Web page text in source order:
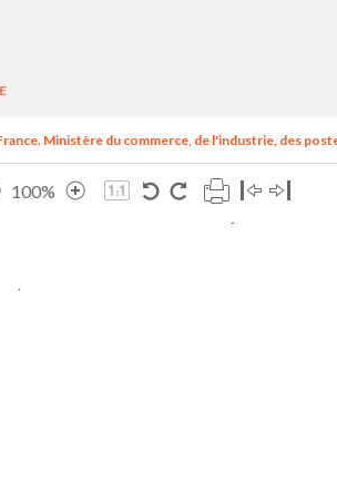
Ministère du commerce, de l'industrie, des
100%